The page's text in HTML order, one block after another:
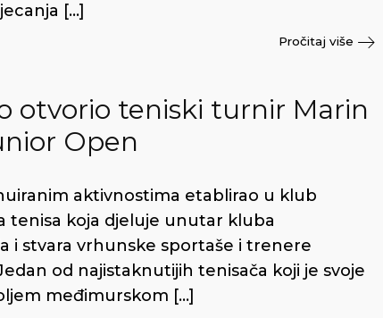
[…]
Pročitaj više
otvorio teniski turnir Marin
Open
aktivnostima etablirao u klub
tenisa koja djeluje unutar kluba
i stvara vrhunske sportaše i trenere
od najistaknutijih tenisača koji je svoje
međimurskom […]